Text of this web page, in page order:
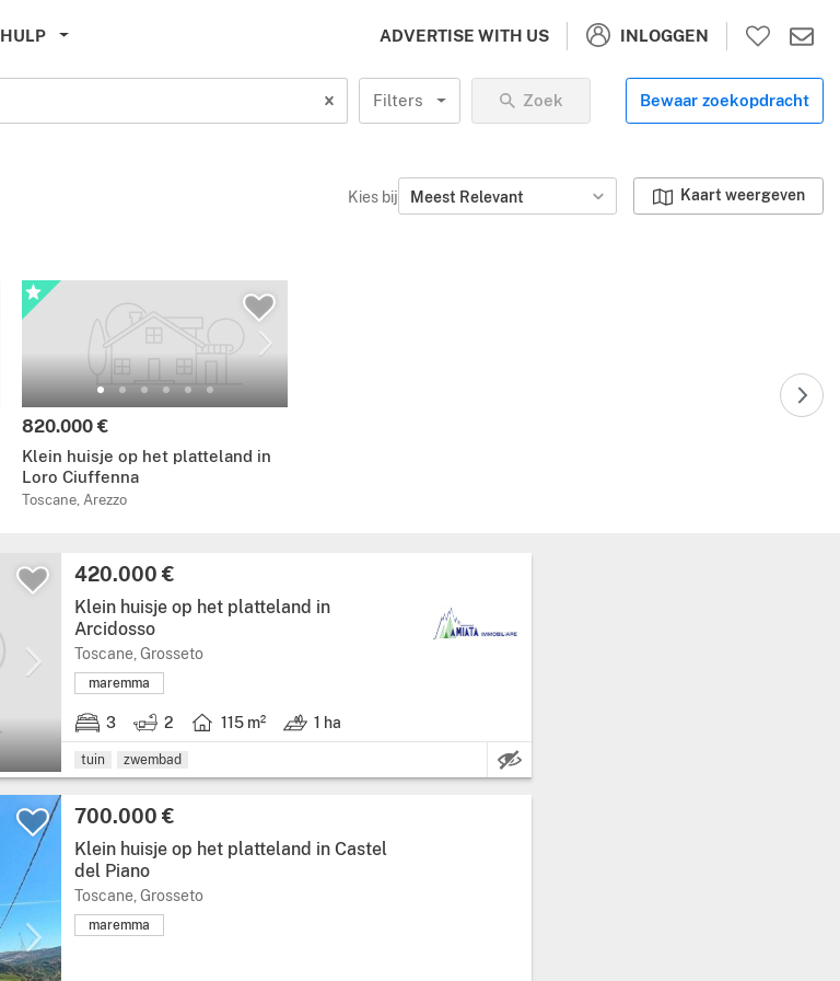
HULP ADVERTISE WITH US INLOGGEN
Filters Zoek Bewaar zoekopdracht
Kies bij Meest Relevant Kaart weergeven
820.000 €
Klein huisje op het platteland in
Loro Ciuffenna
Toscane, Arezzo
420.000 €
Klein huisje op het platteland in
Arcidosso
Toscane, Grosseto
maremma
3 2 115 m² 1 ha
tuin zwembad
700.000 €
Klein huisje op het platteland in Castel
del Piano
Toscane, Grosseto
maremma